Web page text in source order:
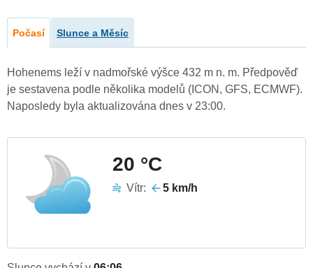
Počasí Slunce a Měsíc
Hohenems leží v nadmořské výšce 432 m n. m. Předpověď
je sestavena podle několika modelů (ICON, GFS, ECMWF).
Naposledy byla aktualizována dnes v 23:00.
20 °C
Vítr: 5 km/h